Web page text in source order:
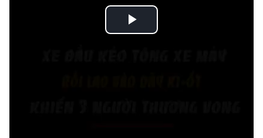
Play